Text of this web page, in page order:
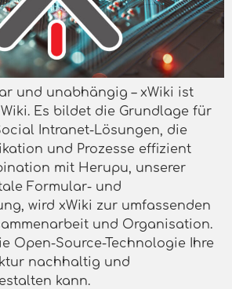
und unabhängig – xWiki ist
Es bildet die Grundlage für
Intranet-Lösungen, die
und Prozesse effizient
mit Herupu, unserer
Formular- und
wird xWiki zur umfassenden
und Organisation.
Open-Source-Technologie Ihre
nachhaltig und
kann.